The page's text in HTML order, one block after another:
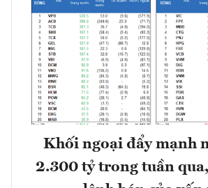
Khối ngoại đẩy mạnh
2.300 tỷ trong tuần